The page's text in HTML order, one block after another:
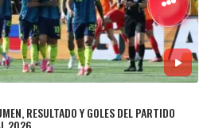
RESULTADO Y GOLES DEL PARTIDO